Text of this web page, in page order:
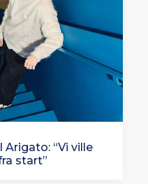
Arigato: “Vi ville
start”